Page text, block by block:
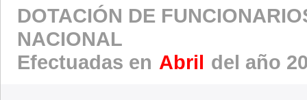
DOTACIÓN DE
NACIONAL
Efectuadas en Abril del año